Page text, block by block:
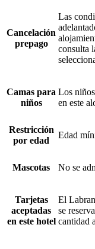
Cancelación
prepago
Las
consulta
Camas para
niños
Los
en este
Restricción
por edad
Edad
Mascotas No se
Tarjetas
aceptadas
en este hotel
El
se
cantidad